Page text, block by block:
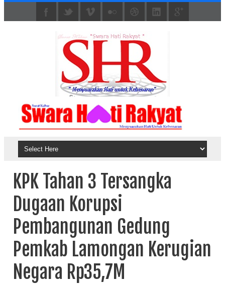
KPK Tahan 3 Tersangka
Dugaan Korupsi
Pembangunan Gedung
Pemkab Lamongan Kerugian
Negara Rp35,7M